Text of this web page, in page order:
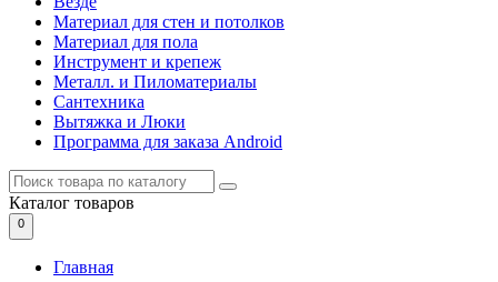
Материал для стен и потолков
Материал для пола
Инструмент и крепеж
Металл. и Пиломатериалы
Сантехника
Вытяжка и Люки
Программа для заказа Android
Каталог товаров
0
Главная